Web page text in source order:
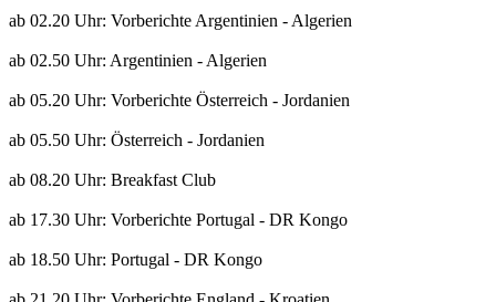
ab 02.20 Uhr: Vorberichte Argentinien - Algerien
ab 02.50 Uhr: Argentinien - Algerien
ab 05.20 Uhr: Vorberichte Österreich - Jordanien
ab 05.50 Uhr: Österreich - Jordanien
ab 08.20 Uhr: Breakfast Club
ab 17.30 Uhr: Vorberichte Portugal - DR Kongo
ab 18.50 Uhr: Portugal - DR Kongo